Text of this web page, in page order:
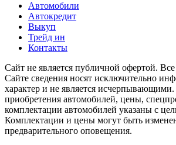
Автомобили
Автокредит
Выкуп
Трейд ин
Контакты
Cайт не является публичной офертой.
Сайте сведения носят исключительно
характер и не является
приобретения автомобилей, цены,
комплектации автомобилей указаны с
Комплектации и цены могут быть
предварительного оповещения.